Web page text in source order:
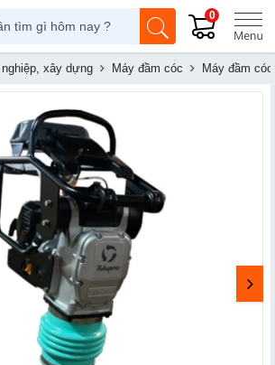
0
xây dựng Máy đầm cóc Máy đầm